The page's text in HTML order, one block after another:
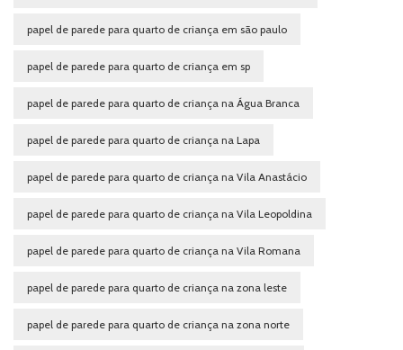
papel de parede para quarto de criança em são paulo
papel de parede para quarto de criança em sp
papel de parede para quarto de criança na Água Branca
papel de parede para quarto de criança na Lapa
papel de parede para quarto de criança na Vila Anastácio
papel de parede para quarto de criança na Vila Leopoldina
papel de parede para quarto de criança na Vila Romana
papel de parede para quarto de criança na zona leste
papel de parede para quarto de criança na zona norte